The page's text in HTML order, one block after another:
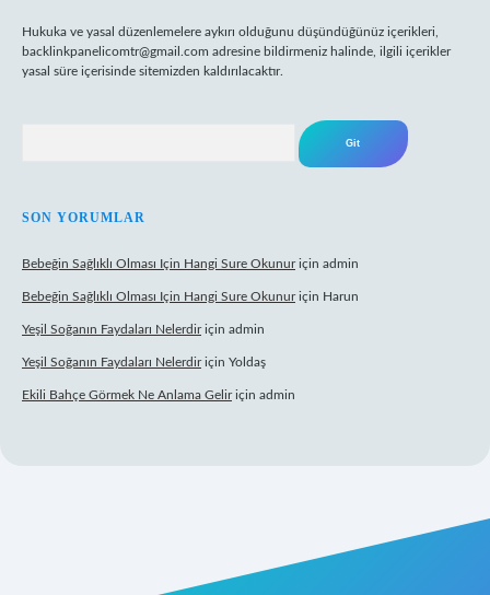
Hukuka ve yasal düzenlemelere aykırı olduğunu düşündüğünüz içerikleri,
backlinkpanelicomtr@gmail.com adresine bildirmeniz halinde, ilgili içerikler
yasal süre içerisinde sitemizden kaldırılacaktır.
SON YORUMLAR
Bebeğin Sağlıklı Olması Için Hangi Sure Okunuriçin admin
Bebeğin Sağlıklı Olması Için Hangi Sure Okunuriçin Harun
Yeşil Soğanın Faydaları Nelerdiriçin admin
Yeşil Soğanın Faydaları Nelerdiriçin Yoldaş
Ekili Bahçe Görmek Ne Anlama Geliriçin admin